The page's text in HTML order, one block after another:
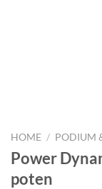
HOME / PODIUM
Power
poten